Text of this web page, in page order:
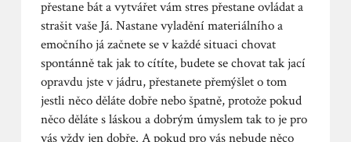
přestane bát a vytvářet vám stres přestane ovládat a
strašit vaše Já. Nastane vyladění materiálního a
emočního já začnete se v každé situaci chovat
spontánně tak jak to cítíte, budete se chovat tak jací
opravdu jste v jádru, přestanete přemýšlet o tom
jestli něco děláte dobře nebo špatně, protože pokud
něco děláte s láskou a dobrým úmyslem tak to je pro
vás vždy jen dobře. A pokud pro vás nebude něco